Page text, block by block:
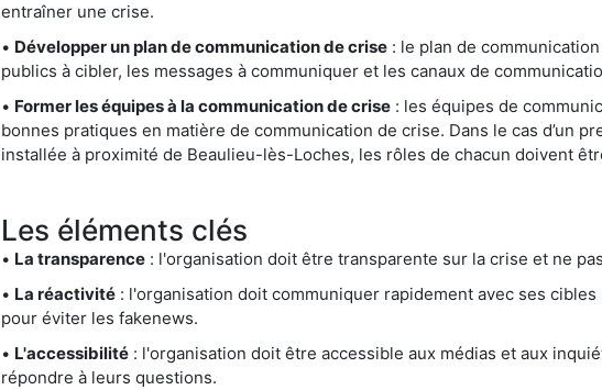
entraîner une crise.
• Développer un plan de communication de crise: le plan de
publics à cibler, les messages à communiquer et les canaux de
• Former les équipes à la communication de crise: les équipes de
bonnes pratiques en matière de communication de crise. Dans le cas d’un
installée à proximité de Beaulieu-lès-Loches, les rôles de chacun doivent
Les éléments clés
• La transparence: l'organisation doit être transparente sur la crise et ne
• La réactivité: l'organisation doit communiquer rapidement avec ses
pour éviter les fakenews.
• L'accessibilité: l'organisation doit être accessible aux médias et aux
répondre à leurs questions.